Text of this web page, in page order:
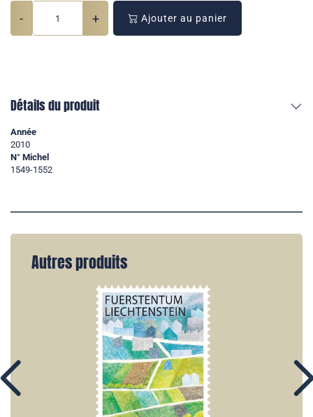
- + Ajouter au panier
Détails du produit
Année
2010
N° Michel
1549-1552
Autres produits